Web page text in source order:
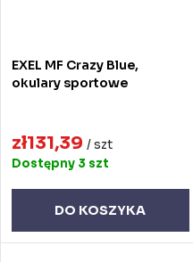
EXEL MF Crazy Blue,
okulary sportowe
zł131,39 / szt
Dostępny 3 szt
DO KOSZYKA